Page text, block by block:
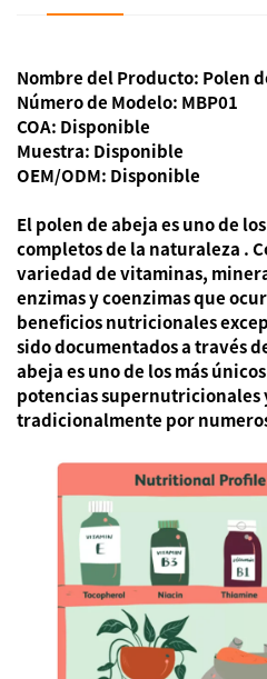
Nombre del Producto: Polen
Número de Modelo: MBP01
COA: Disponible
Muestra: Disponible
OEM/ODM: Disponible
El polen de abeja es uno de
completos de la naturaleza .
variedad de vitaminas,
enzimas y coenzimas que
beneficios nutricionales
sido documentados a través
abeja es uno de los más
potencias supernutricionales
tradicionalmente por